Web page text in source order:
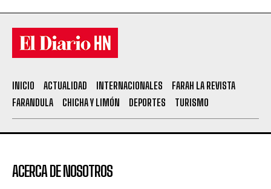
INICIO ACTUALIDAD INTERNACIONALES
FARAH LA REVISTA
FARANDULA
CHICHA Y LIMÓN DEPORTES TURISMO
ACERCA DE NOSOTROS